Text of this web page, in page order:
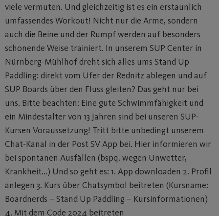
viele vermuten. Und gleichzeitig ist es ein erstaunlich
umfassendes Workout! Nicht nur die Arme, sondern
auch die Beine und der Rumpf werden auf besonders
schonende Weise trainiert. In unserem SUP Center in
Nürnberg-Mühlhof dreht sich alles ums Stand Up
Paddling: direkt vom Ufer der Rednitz ablegen und auf
SUP Boards über den Fluss gleiten? Das geht nur bei
uns. Bitte beachten: Eine gute Schwimmfähigkeit und
ein Mindestalter von 13 Jahren sind bei unseren SUP-
Kursen Voraussetzung! Tritt bitte unbedingt unserem
Chat-Kanal in der Post SV App bei. Hier informieren wir
bei spontanen Ausfällen (bspq. wegen Unwetter,
Krankheit…) Und so geht es: 1. App downloaden 2. Profil
anlegen 3. Kurs über Chatsymbol beitreten (Kursname:
Boardnerds – Stand Up Paddling – Kursinformationen)
4. Mit dem Code 2024 beitreten